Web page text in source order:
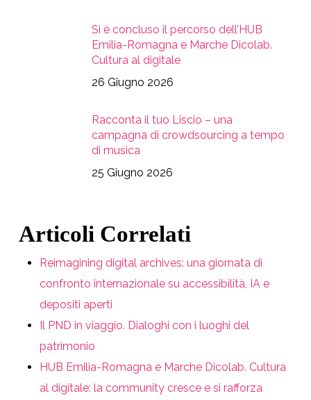
Si è concluso il percorso dell’HUB
Emilia-Romagna e Marche Dicolab.
Cultura al digitale
26 Giugno 2026
Racconta il tuo Liscio – una
campagna di crowdsourcing a tempo
di musica
25 Giugno 2026
Articoli Correlati
Reimagining digital archives: una giornata di
confronto internazionale su accessibilità, IA e
depositi aperti
Il PND in viaggio. Dialoghi con i luoghi del
patrimonio
HUB Emilia-Romagna e Marche Dicolab. Cultura
al digitale: la community cresce e si rafforza